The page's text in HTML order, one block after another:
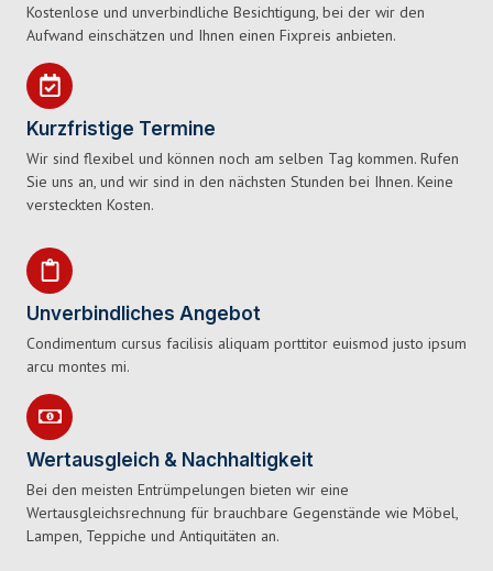
Kostenlose und unverbindliche Besichtigung, bei der wir den
Aufwand einschätzen und Ihnen einen Fixpreis anbieten.
Kurzfristige Termine
Wir sind flexibel und können noch am selben Tag kommen. Rufen
Sie uns an, und wir sind in den nächsten Stunden bei Ihnen. Keine
versteckten Kosten.
Unverbindliches Angebot
Condimentum cursus facilisis aliquam porttitor euismod justo ipsum
arcu montes mi.
Wertausgleich & Nachhaltigkeit
Bei den meisten Entrümpelungen bieten wir eine
Wertausgleichsrechnung für brauchbare Gegenstände wie Möbel,
Lampen, Teppiche und Antiquitäten an.